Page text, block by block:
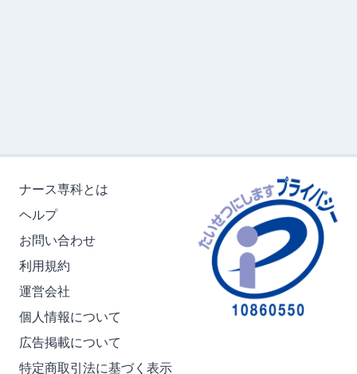
ナース専科とは
ヘルプ
お問い合わせ
利用規約
運営会社
個人情報について
広告掲載について
特定商取引法に基づく表示